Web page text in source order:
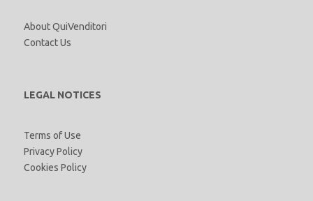
About QuiVenditori
Contact Us
LEGAL NOTICES
Terms of Use
Privacy Policy
Cookies Policy